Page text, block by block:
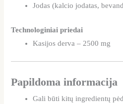
Jodas (kalcio jodatas,
Technologiniai priedai
Kasijos derva – 2500 mg
Papildoma informacija
Gali būti kitų ingredientų